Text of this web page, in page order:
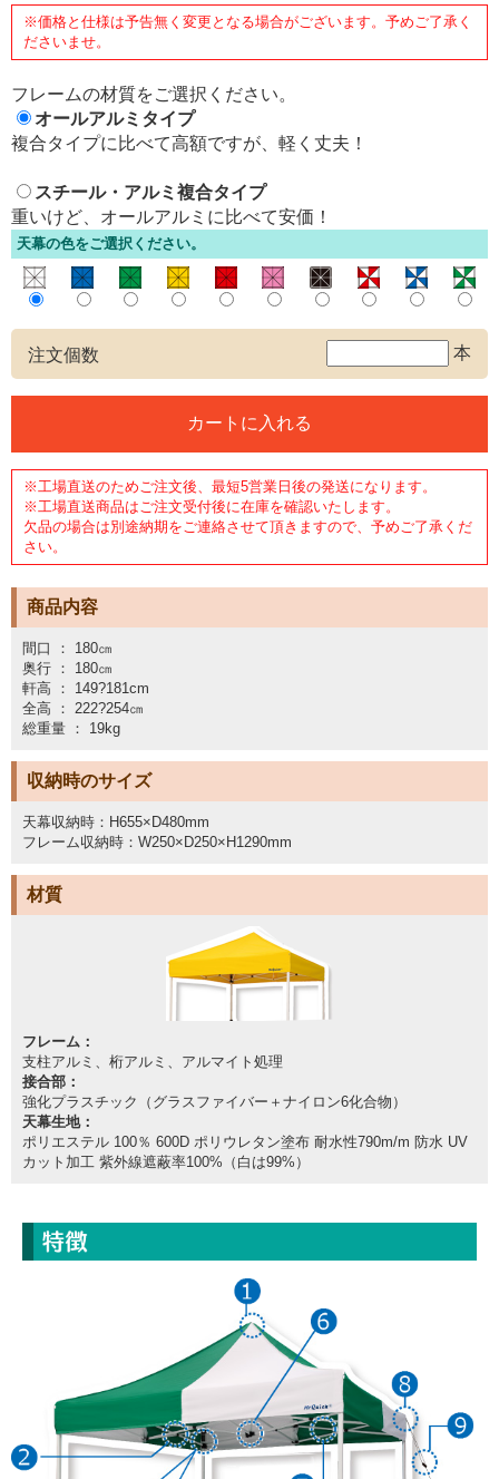
※価格と仕様は予告無く変更となる場合がございます。予めご了承く
ださいませ。
フレームの材質をご選択ください。
オールアルミタイプ
複合タイプに比べて高額ですが、軽く丈夫！
スチール・アルミ複合タイプ
重いけど、オールアルミに比べて安価！
天幕の色をご選択ください。
注文個数 本
※工場直送のためご注文後、最短5営業日後の発送になります。
※工場直送商品はご注文受付後に在庫を確認いたします。
欠品の場合は別途納期をご連絡させて頂きますので、予めご了承くだ
さい。
商品内容
間口 ： 180㎝
奥行 ： 180㎝
軒高 ： 149?181cm
全高 ： 222?254㎝
総重量 ： 19kg
収納時のサイズ
天幕収納時：H655×D480mm
フレーム収納時：W250×D250×H1290mm
材質
フレーム：
支柱アルミ、桁アルミ、アルマイト処理
接合部：
強化プラスチック（グラスファイバー＋ナイロン6化合物）
天幕生地：
ポリエステル 100％ 600D ポリウレタン塗布 耐水性790m/m 防水 UV
カット加工 紫外線遮蔽率100%（白は99%）